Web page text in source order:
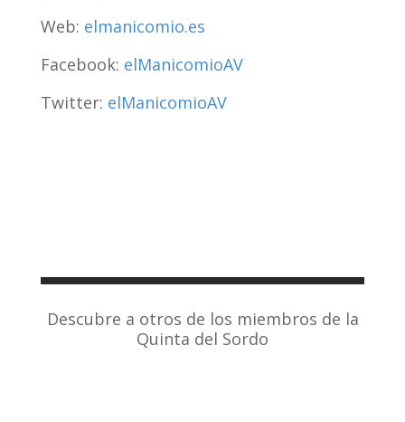
Web: elmanicomio.es
Facebook: elManicomioAV
Twitter: elManicomioAV
Descubre a otros de los miembros de la
Quinta del Sordo